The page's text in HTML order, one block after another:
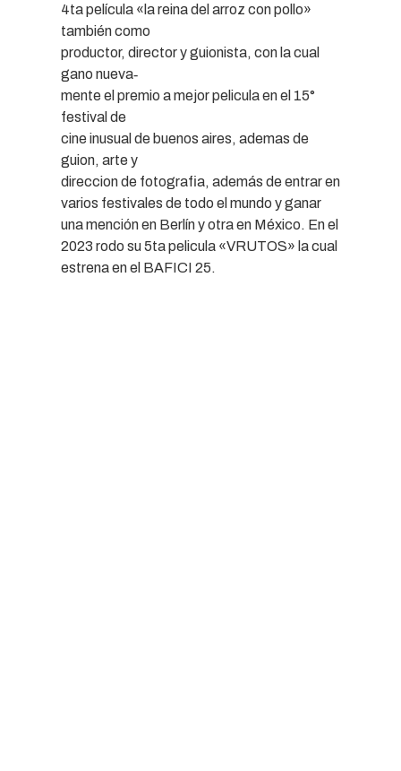
4ta película «la reina del arroz con pollo»
también como
productor, director y guionista, con la cual
gano nueva‐
mente el premio a mejor pelicula en el 15°
festival de
cine inusual de buenos aires, ademas de
guion, arte y
direccion de fotografia, además de entrar en
varios festivales de todo el mundo y ganar
una mención en Berlín y otra en México. En el
2023 rodo su 5ta pelicula «VRUTOS» la cual
estrena en el BAFICI 25.